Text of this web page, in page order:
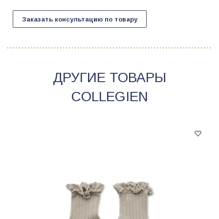
Заказать консультацию по товару
ДРУГИЕ ТОВАРЫ
COLLEGIEN